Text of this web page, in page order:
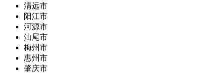
清远市
阳江市
河源市
汕尾市
梅州市
惠州市
肇庆市